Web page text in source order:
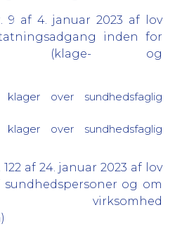
9 af 4. januar 2023 af lov
inden for
(klage- og
over sundhedsfaglig
over sundhedsfaglig
af 24. januar 2023 af lov
og om
virksomhed